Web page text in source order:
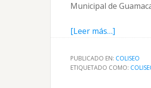
Municipal de
[Leer más…]
Herederos
de
PUBLICADO EN: COLISEO
ETIQUETADO COMO: